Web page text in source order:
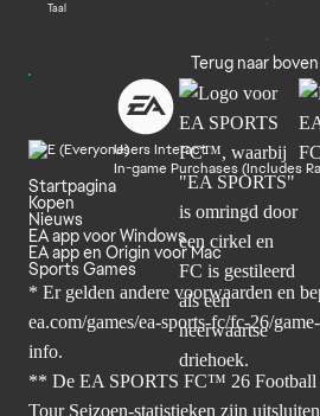
Taal
Terug naar boven
Users Interact
In-game Purchases (Includes
Startpagina
Kopen
Nieuws
EA app voor Windows
EA app en Origin voor Mac
Sports Games
* Er gelden andere voorwaarden en
ea.com/games/ea-sports-fc/fc-26/
info.
** De EA SPORTS FC™ 26
Tour Seizoen-statistieken zijn